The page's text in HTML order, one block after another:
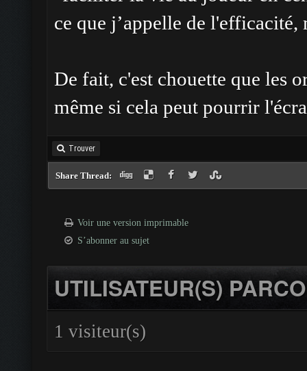
ce que j’appelle de
De fait, c'est chouette que les
même si cela peut pourrir
Trouver
Share Thread:
Voir une version imprimable
S’abonner au sujet
UTILISATEUR(S)
1 visiteur(s)